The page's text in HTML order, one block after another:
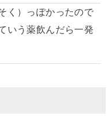
く）っぽかったので
いう薬飲んだら一発